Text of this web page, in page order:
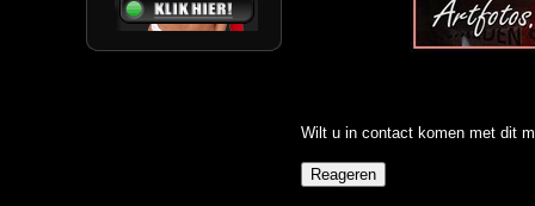
Wilt u in contact komen met dit